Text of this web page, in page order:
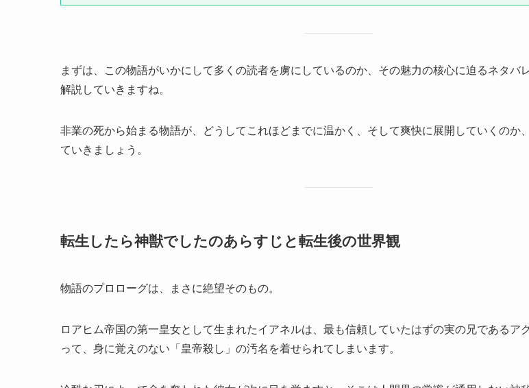
まずは、この物語がいかにして多くの読者を虜にしているのか、その魅力の核心に迫るネタバ
解説していきますね。
非業の死から始まる物語が、どうしてこれほどまでに温かく、そして爽快に展開していくのか
ていきましょう。
転生したら神獣でしたのあらすじと転生後の世界観
物語のプロローグは、まさに絶望そのもの。
ロアヒム帝国の第一皇女として生まれたイアネルは、最も信頼していたはずの実の兄であるア
って、身に覚えのない「皇帝殺し」の汚名を着せられてしまいます。